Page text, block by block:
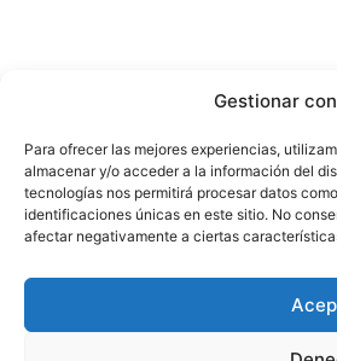
Gestionar
Para ofrecer las mejores experiencias,
almacenar y/o acceder a la información del
tecnologías nos permitirá procesar datos
identificaciones únicas en este sitio. No
afectar negativamente a ciertas